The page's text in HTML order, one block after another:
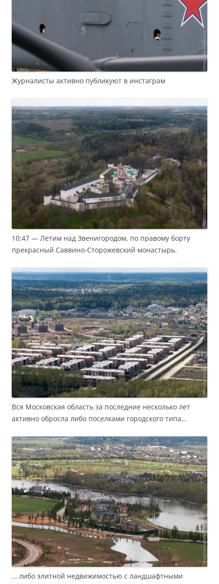
Журналисты активно публикуют в инстаграм
10:47 — Летим над Звенигородом, по правому борту
прекрасный Саввино-Сторожевский монастырь.
Вся Московская область за последние несколько лет
активно обросла либо поселками городского типа…
… либо элитной недвижимостью с ландшафтными